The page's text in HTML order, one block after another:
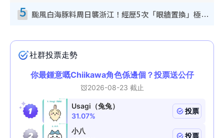
5 颱風白海豚料周日襲浙江！經歷5次「眼牆置換」極罕見 成登陸內地最長途颱風